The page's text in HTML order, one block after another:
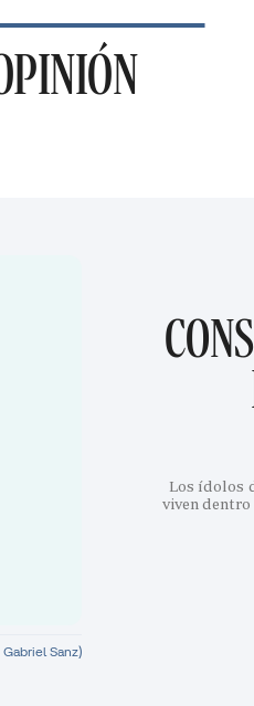
Sanz)
Los ídolos
viven dentro